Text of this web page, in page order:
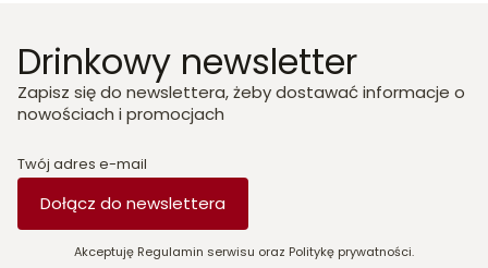
Drinkowy newsletter
Zapisz się do newslettera, żeby dostawać informacje o
nowościach i promocjach
Twój adres e-mail
Dołącz do newslettera
Akceptuję Regulamin serwisu oraz Politykę prywatności.